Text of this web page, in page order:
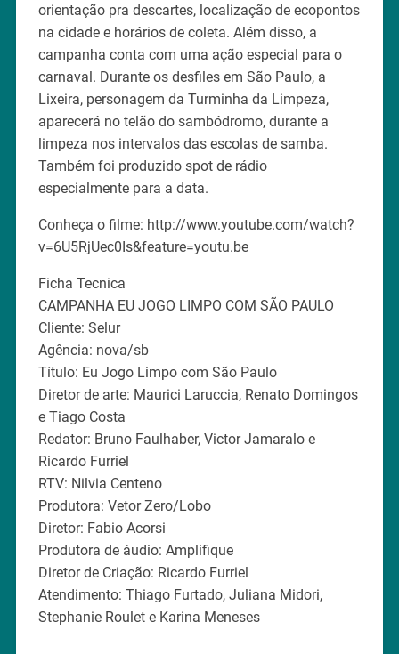
orientação pra descartes, localização de ecopontos
na cidade e horários de coleta. Além disso, a
campanha conta com uma ação especial para o
carnaval. Durante os desfiles em São Paulo, a
Lixeira, personagem da Turminha da Limpeza,
aparecerá no telão do sambódromo, durante a
limpeza nos intervalos das escolas de samba.
Também foi produzido spot de rádio
especialmente para a data.
Conheça o filme: http://www.youtube.com/watch?
v=6U5RjUec0Is&feature=youtu.be
Ficha Tecnica
CAMPANHA EU JOGO LIMPO COM SÃO PAULO
Cliente: Selur
Agência: nova/sb
Título: Eu Jogo Limpo com São Paulo
Diretor de arte: Maurici Laruccia, Renato Domingos
e Tiago Costa
Redator: Bruno Faulhaber, Victor Jamaralo e
Ricardo Furriel
RTV: Nilvia Centeno
Produtora: Vetor Zero/Lobo
Diretor: Fabio Acorsi
Produtora de áudio: Amplifique
Diretor de Criação: Ricardo Furriel
Atendimento: Thiago Furtado, Juliana Midori,
Stephanie Roulet e Karina Meneses